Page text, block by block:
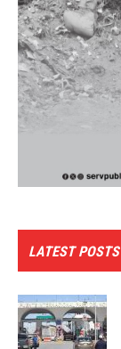
LATEST POSTS